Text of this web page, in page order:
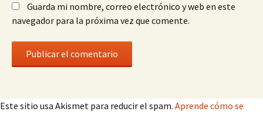
Guarda mi nombre, correo electrónico y web en este
navegador para la próxima vez que comente.
Este sitio usa Akismet para reducir el spam. Aprende cómo se